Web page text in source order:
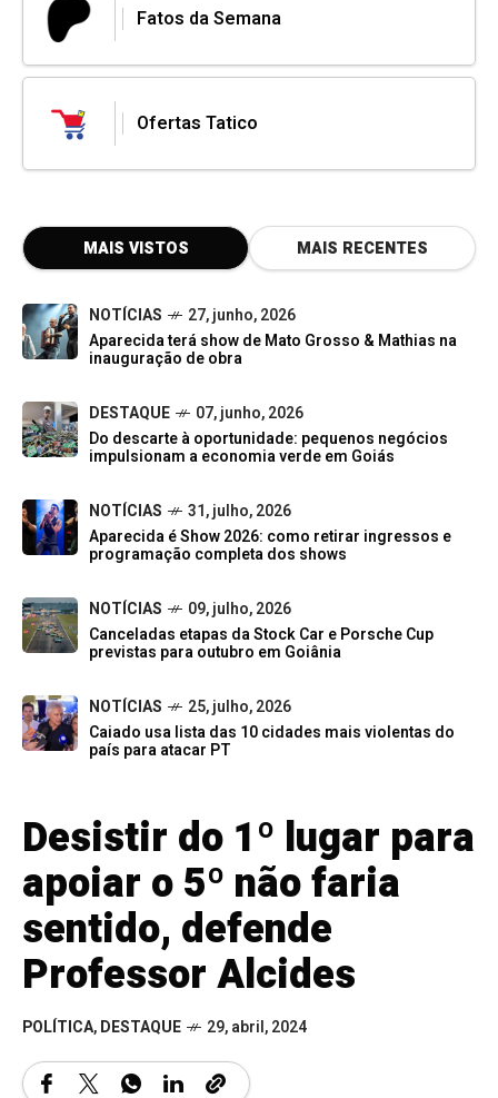
Fatos da Semana
Ofertas Tatico
MAIS VISTOS MAIS RECENTES
NOTÍCIAS
27, junho, 2026
Aparecida terá show de Mato Grosso & Mathias na
inauguração de obra
DESTAQUE
07, junho, 2026
Do descarte à oportunidade: pequenos negócios
impulsionam a economia verde em Goiás
NOTÍCIAS
31, julho, 2026
Aparecida é Show 2026: como retirar ingressos e
programação completa dos shows
NOTÍCIAS
09, julho, 2026
Canceladas etapas da Stock Car e Porsche Cup
previstas para outubro em Goiânia
NOTÍCIAS
25, julho, 2026
Caiado usa lista das 10 cidades mais violentas do
país para atacar PT
Desistir do 1º lugar para
apoiar o 5º não faria
sentido, defende
Professor Alcides
POLÍTICA,DESTAQUE 29, abril, 2024